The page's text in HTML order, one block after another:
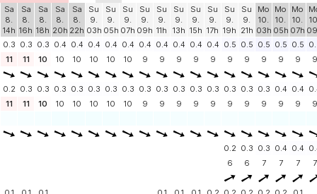
Sa
8.
14h
Sa
8.
16h
Sa
8.
18h
Sa
8.
20h
Sa
8.
22h
Su
9.
03h
Su
9.
05h
Su
9.
07h
Su
9.
09h
Su
9.
11h
Su
9.
13h
Su
9.
15h
Su
9.
17h
Su
9.
19h
Su
9.
21h
Mo
10.
03h
Mo
10.
05h
Mo
10.
07h
0.3 0.3 0.3 0.4 0.4 0.4 0.4 0.4 0.4 0.4 0.4 0.4 0.4 0.5 0.5 0.5 0.5 0.5
11
11 10 10 10 10 10 10 9 9 9 9 9 9 9 9 9 9 9
0.2 0.3 0.3 0.3 0.3 0.3 0.3 0.3 0.3 0.3 0.3 0.3 0.3 0.3 0.3 0.3 0.4 0.4
11
11 10 10 10 10 10 10 9 9 9 9 9 9 9 9 9 9 9
0.2 0.3 0.3 0.4 0.4
6
6 7 7 7 7